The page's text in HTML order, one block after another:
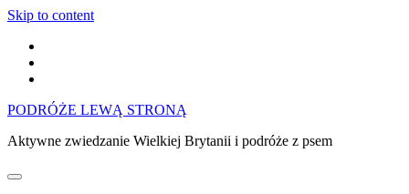
Skip to content
PODRÓŻE LEWĄ STRONĄ
Aktywne zwiedzanie Wielkiej Brytanii i podróże z psem